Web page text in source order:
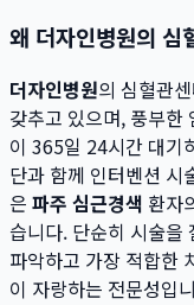
왜 더자인병원의 심
더자인병원의 심혈관
갖추고 있으며, 풍부한
이 365일 24시간 대기
단과 함께 인터벤션
은 파주 심근경색 환자
습니다. 단순히 시술을
파악하고 가장 적합한
이 자랑하는 전문성입